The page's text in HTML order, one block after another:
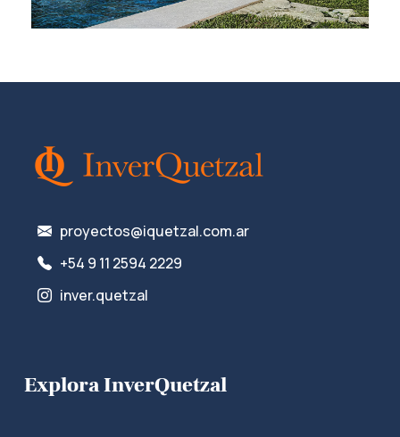
proyectos@iquetzal.com.ar
+54 9 11 2594 2229
inver.quetzal
Explora InverQuetzal